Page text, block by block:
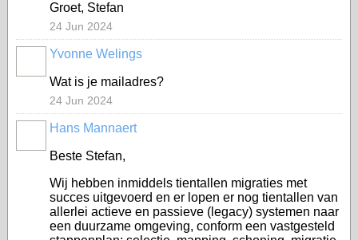
Groet, Stefan
24 Jun 2024
Yvonne Welings
Wat is je mailadres?
24 Jun 2024
Hans Mannaert
Beste Stefan,
Wij hebben inmiddels tientallen migraties met
succes uitgevoerd en er lopen er nog tientallen van
allerlei actieve en passieve (legacy) systemen naar
een duurzame omgeving, conform een vastgesteld